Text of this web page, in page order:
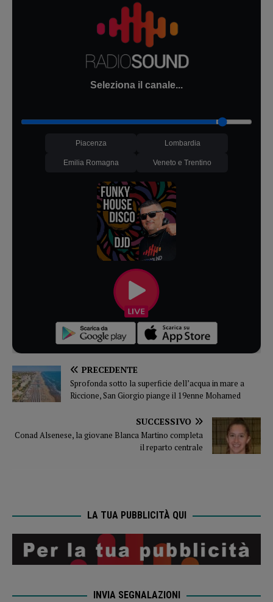
Seleziona il canale...
Piacenza Lombardia
Emilia Romagna Veneto e Trentino
PRECEDENTE
Sprofonda sotto la superficie dell’acqua in mare a
Riccione, San Giorgio piange il 19enne Mohamed
SUCCESSIVO
Conad Alsenese, la giovane Blanca Martino completa
il reparto centrale
LA TUA PUBBLICITÀ QUI
INVIA SEGNALAZIONI